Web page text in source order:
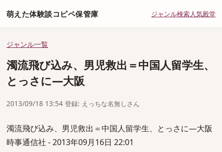
萌えた体験談コピペ保管庫 ジャンル検索人気殿堂
ジャンル一覧
濁流飛び込み、男児救出＝中国人留学生、
とっさに―大阪
2013/09/18 13:54 登録: えっちな名無しさん
濁流飛び込み、男児救出＝中国人留学生、とっさに―大阪
時事通信社 - 2013年09月16日 22:01